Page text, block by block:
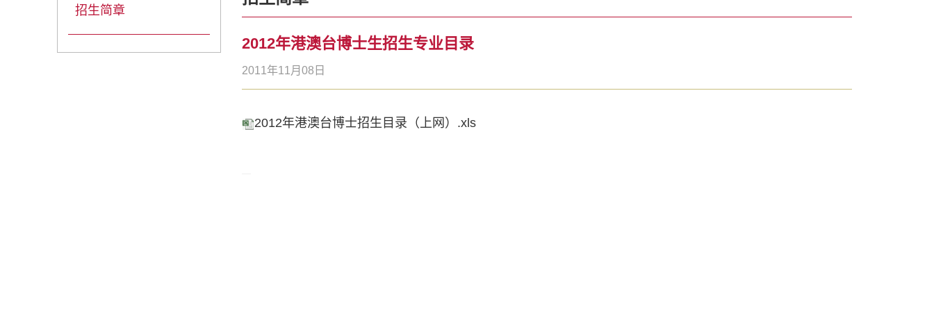
招生简章
2012年港澳台博士生招生专业目录
2011年11月08日
2012年港澳台博士招生目录（上网）.xls